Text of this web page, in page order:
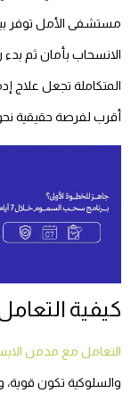
مستشفى الأمل توفر
الانسحاب بأمان ثم بدء
المتكاملة تجعل علاج
أقرب لفرصة حقيقية
كيفية
التعامل مع مدمن
والسلوكية تكون قوية،